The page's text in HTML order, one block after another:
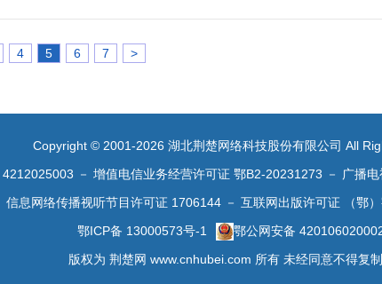
4 5 6 7 >
Copyright © 2001-2026 湖北荆楚网络科技股份有限公司 All
－ 增值电信业务经营许可证 鄂B2-20231273 －
广播
信息网络传播视听节目许可证 1706144 － 互联网出版许可证 （鄂
鄂ICP备 13000573号-1
鄂公网安备
版权为 荆楚网 www.cnhubei.com 所有 未经同意不得复